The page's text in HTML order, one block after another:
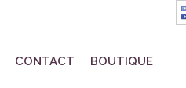
CONTACT BOUTIQUE